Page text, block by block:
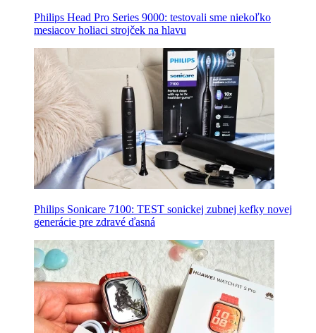
Philips Head Pro Series 9000: testovali sme niekoľko
mesiacov holiaci strojček na hlavu
Philips Sonicare 7100: TEST sonickej zubnej kefky novej
generácie pre zdravé ďasná